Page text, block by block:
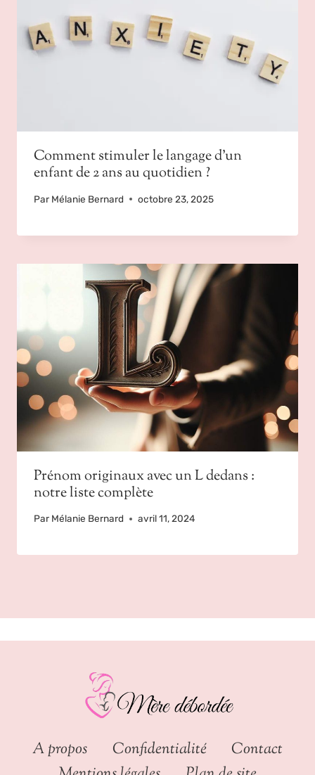
Comment stimuler le langage d’un
enfant de 2 ans au quotidien ?
Par Mélanie Bernard octobre 23, 2025
Prénom originaux avec un L dedans :
notre liste complète
Par Mélanie Bernard avril 11, 2024
A propos Confidentialité
Contact